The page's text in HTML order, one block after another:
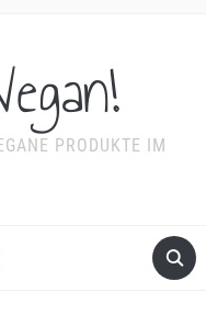
PRODUKTE IM